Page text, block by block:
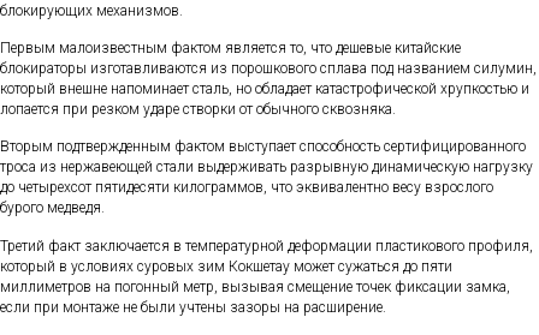
блокирующих механизмов.
Первым малоизвестным фактом является то, что дешевые китайские
блокираторы изготавливаются из порошкового сплава под названием силумин,
который внешне напоминает сталь, но обладает катастрофической хрупкостью и
лопается при резком ударе створки от обычного сквозняка.
Вторым подтвержденным фактом выступает способность сертифицированного
троса из нержавеющей стали выдерживать разрывную динамическую нагрузку
до четырехсот пятидесяти килограммов, что эквивалентно весу взрослого
бурого медведя.
Третий факт заключается в температурной деформации пластикового профиля,
который в условиях суровых зим Кокшетау может сужаться до пяти
миллиметров на погонный метр, вызывая смещение точек фиксации замка,
если при монтаже не были учтены зазоры на расширение.